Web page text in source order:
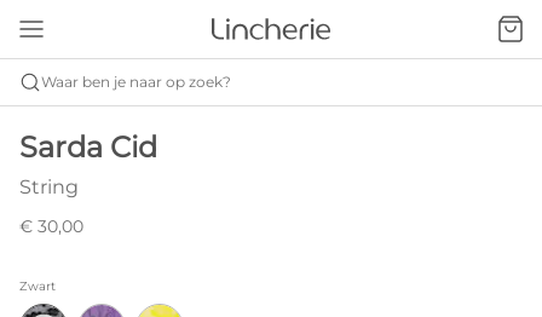
Waar ben je naar op zoek?
Sarda Cid
String
€ 30,00
Zwart